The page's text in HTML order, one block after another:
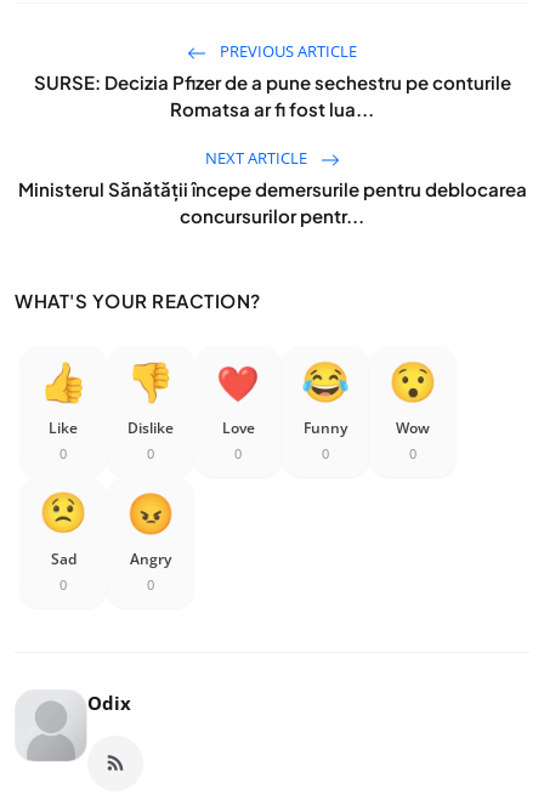
PREVIOUS ARTICLE
SURSE: Decizia Pfizer de a pune sechestru pe conturile
Romatsa ar fi fost lua...
NEXT ARTICLE
Ministerul Sănătății începe demersurile pentru deblocarea
concursurilor pentr...
WHAT'S YOUR REACTION?
Like
0
Dislike
0
Love
0
Funny
0
Wow
0
Sad
0
Angry
0
Odix